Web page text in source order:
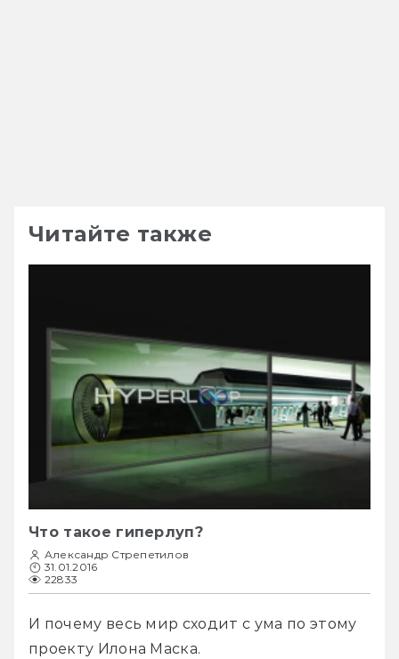
Читайте также
Что такое гиперлуп?
Александр Стрепетилов
31.01.2016
22833
И почему весь мир сходит с ума по этому
проекту Илона Маска.